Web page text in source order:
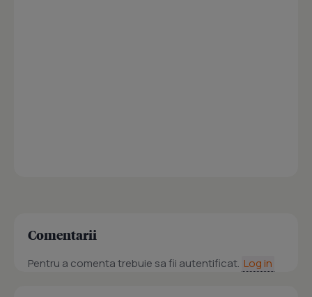
Comentarii
Pentru a comenta trebuie sa fii autentificat. Log in